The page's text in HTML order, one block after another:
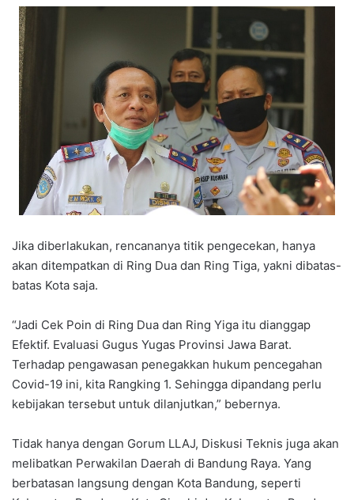
Jika diberlakukan, rencananya titik pengecekan, hanya
akan ditempatkan di Ring Dua dan Ring Tiga, yakni dibatas-
batas Kota saja.
“Jadi Cek Poin di Ring Dua dan Ring Yiga itu dianggap
Efektif. Evaluasi Gugus Yugas Provinsi Jawa Barat.
Terhadap pengawasan penegakkan hukum pencegahan
Covid-19 ini, kita Rangking 1. Sehingga dipandang perlu
kebijakan tersebut untuk dilanjutkan,” bebernya.
Tidak hanya dengan Gorum LLAJ, Diskusi Teknis juga akan
melibatkan Perwakilan Daerah di Bandung Raya. Yang
berbatasan langsung dengan Kota Bandung, seperti